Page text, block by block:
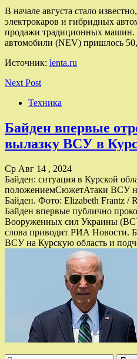
В начале августа стало
электрокаров и гибридных
продажи традиционных машин.
автомобили (NEV) пришлось
Источник: lenta.ru
Next Post
Техника
Байден впервые
вылазку ВСУ в
Ср Авг 14 , 2024
Байден: ситуация в Курской
положениемСюжетАтаки ВСУ
Байден. Фото: Elizabeth Frantz
Байден впервые публично
Вооруженных сил Украины
слова приводит РИА Новости.
ВСУ на Курскую область и